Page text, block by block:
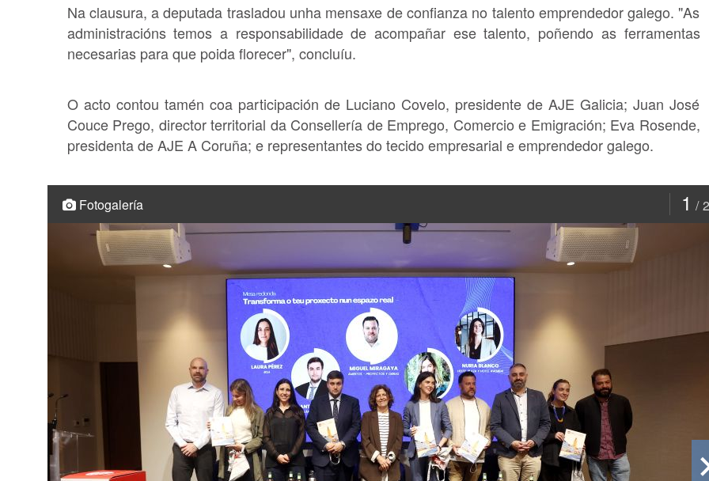
Na clausura, a deputada trasladou unha mensaxe de confianza no talento emprendedor galego. "As
administracións temos a responsabilidade de acompañar ese talento, poñendo as ferramentas
necesarias para que poida florecer", concluíu.
O acto contou tamén coa participación de Luciano Covelo, presidente de AJE Galicia; Juan José
Couce Prego, director territorial da Consellería de Emprego, Comercio e Emigración; Eva Rosende,
presidenta de AJE A Coruña; e representantes do tecido empresarial e emprendedor galego.
1 2
Fotogalería